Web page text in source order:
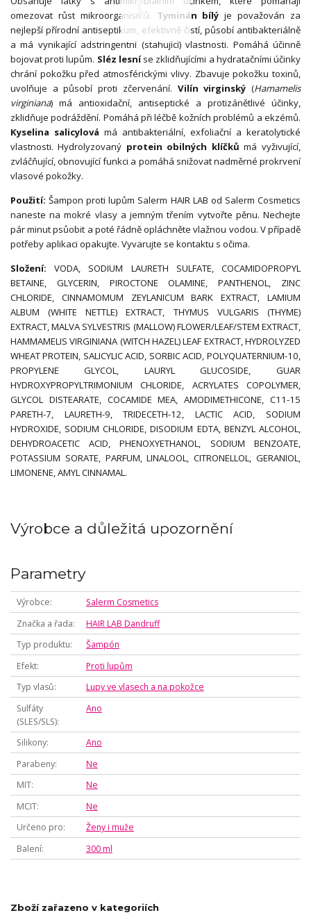
omezovat růst mikroorganismů. Tyminán bílý je považován za
nejlepší přírodní antiseptikum, efektivně čistí, působí antibakteriálně
a má vynikající adstringentní (stahující) vlastnosti. Pomáhá účinně
bojovat proti lupům. Sléz lesníse zklidňujícími a hydratačními účinky
chrání pokožku před atmosférickými vlivy. Zbavuje pokožku toxinů,
uvolňuje a působí proti zčervenání. Vilín virginský (Hamamelis
virginiana) má antioxidační, antiseptické a protizánětlivé účinky,
zklidňuje podráždění. Pomáhá při léčbě kožních problémů a ekzémů.
Kyselina salicylová má antibakteriální, exfoliační a keratolytické
vlastnosti. Hydrolyzovaný protein obilných klíčků má vyživující,
zvláčňující, obnovující funkci a pomáhá snižovat nadměrné prokrvení
vlasové pokožky.
Použití: Šampon proti lupům Salerm HAIR LAB od Salerm Cosmetics
naneste na mokré vlasy a jemným třením vytvořte pěnu. Nechejte
pár minut psůobit a poté řádně opláchněte vlažnou vodou. V případě
potřeby aplikaci opakujte. Vyvarujte se kontaktu s očima.
Složení: VODA, SODIUM LAURETH SULFATE, COCAMIDOPROPYL
BETAINE, GLYCERIN, PIROCTONE OLAMINE, PANTHENOL, ZINC
CHLORIDE, CINNAMOMUM ZEYLANICUM BARK EXTRACT, LAMIUM
ALBUM (WHITE NETTLE) EXTRACT, THYMUS VULGARIS (THYME)
EXTRACT, MALVA SYLVESTRIS (MALLOW) FLOWER/LEAF/STEM EXTRACT,
HAMMAMELIS VIRGINIANA (WITCH HAZEL) LEAF EXTRACT, HYDROLYZED
WHEAT PROTEIN, SALICYLIC ACID, SORBIC ACID, POLYQUATERNIUM-10,
PROPYLENE GLYCOL, LAURYL GLUCOSIDE, GUAR
HYDROXYPROPYLTRIMONIUM CHLORIDE, ACRYLATES COPOLYMER,
GLYCOL DISTEARATE, COCAMIDE MEA, AMODIMETHICONE, C11-15
PARETH-7, LAURETH-9, TRIDECETH-12, LACTIC ACID, SODIUM
HYDROXIDE, SODIUM CHLORIDE, DISODIUM EDTA, BENZYL ALCOHOL,
DEHYDROACETIC ACID, PHENOXYETHANOL, SODIUM BENZOATE,
POTASSIUM SORATE, PARFUM, LINALOOL, CITRONELLOL, GERANIOL,
LIMONENE, AMYL CINNAMAL.
Výrobce a důležitá upozornění
Parametry
Výrobce
Salerm Cosmetics
Značka a řada
HAIR LAB Dandruff
Typ produktu
Šampón
Efekt
Proti lupům
Typ vlasů
Lupy ve vlasech a na pokožce
Sulfáty
(SLES/SLS)
Ano
Silikony
Ano
Parabeny
Ne
MIT
Ne
MCIT
Ne
Určeno pro
Ženy i muže
Balení
300 ml
Zboží zařazeno v kategoriích